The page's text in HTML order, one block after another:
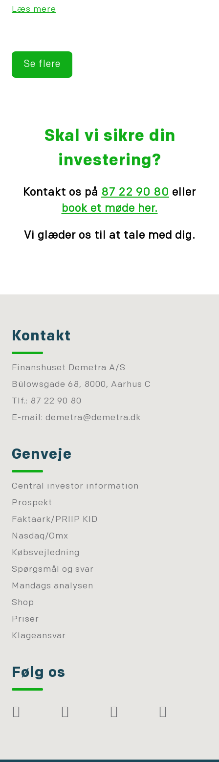
Læs mere
Se flere
Skal vi sikre din
investering?
Kontakt os på 87 22 90 80 eller
book et møde her.
Vi glæder os til at tale med dig.
Kontakt
Finanshuset Demetra A/S
Bülowsgade 68, 8000, Aarhus C
Tlf.: 87 22 90 80
E-mail: demetra@demetra.dk
Genveje
Central investor information
Prospekt
Faktaark/PRIIP KID
Nasdaq/Omx
Købsvejledning
Spørgsmål og svar
Mandags analysen
Shop
Priser
Klageansvar
Følg os